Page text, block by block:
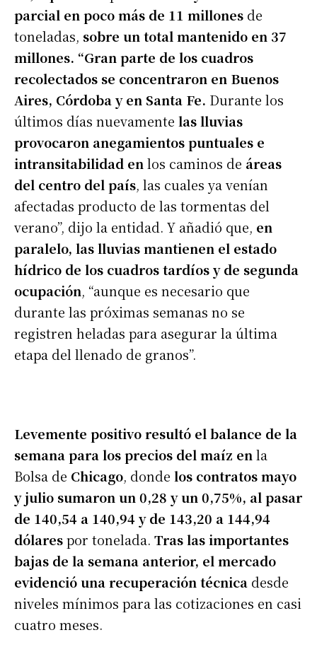
parcial en poco más de 11 millones de
toneladas, sobre un total mantenido en 37
millones. “Gran parte de los cuadros
recolectados se concentraron en Buenos
Aires, Córdoba y en Santa Fe. Durante los
últimos días nuevamente las lluvias
provocaron anegamientos puntuales e
intransitabilidad en los caminos de áreas
del centro del país, las cuales ya venían
afectadas producto de las tormentas del
verano”, dijo la entidad. Y añadió que, en
paralelo, las lluvias mantienen el estado
hídrico de los cuadros tardíos y de segunda
ocupación, “aunque es necesario que
durante las próximas semanas no se
registren heladas para asegurar la última
etapa del llenado de granos”.
Levemente positivo resultó el balance de la
semana para los precios del maíz en la
Bolsa de Chicago, donde los contratos mayo
y julio sumaron un 0,28 y un 0,75%, al pasar
de 140,54 a 140,94 y de 143,20 a 144,94
dólarespor tonelada. Tras las importantes
bajas de la semana anterior, el mercado
evidenció una recuperación técnica desde
niveles mínimos para las cotizaciones en casi
cuatro meses.